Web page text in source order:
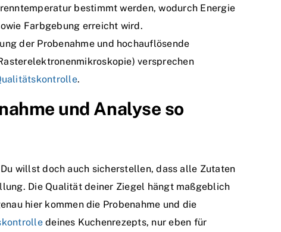
bestimmt werden, wodurch Energie
Farbgebung erreicht wird.
der Probenahme und hochauflösende
versprechen
.
und Analyse so
willst doch auch sicherstellen, dass alle Zutaten
Die Qualität deiner Ziegel hängt maßgeblich
hier kommen die Probenahme und die
deines Kuchenrezepts, nur eben für